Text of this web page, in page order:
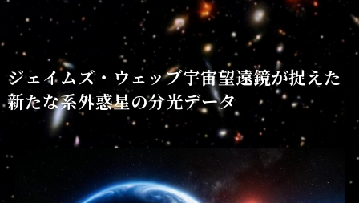
ジェイムズ・ウェッブ宇宙望遠鏡が捉えた
新たな系外惑星の分光データ